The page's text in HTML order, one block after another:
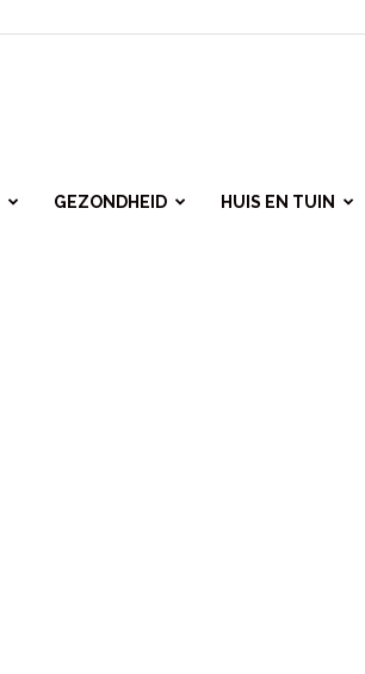
GEZONDHEID HUIS EN TUIN